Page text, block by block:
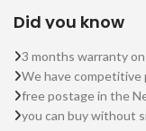
Did you know
3 months warranty
We have competitive
free postage in the
you can buy without